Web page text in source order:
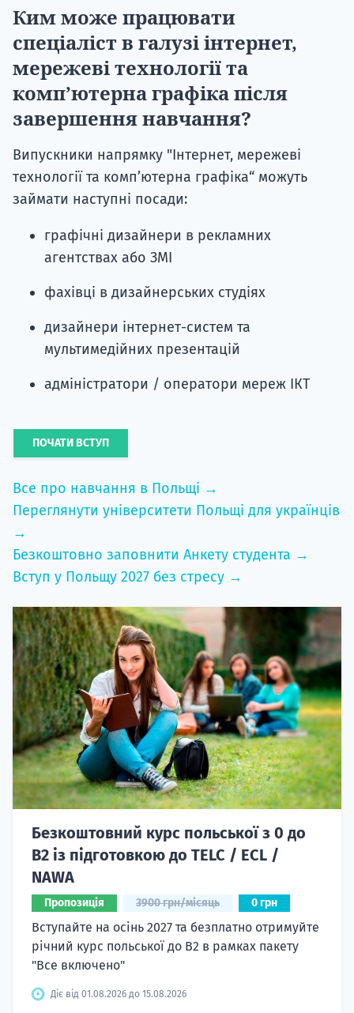
Ким може працювати
спеціаліст в галузі інтернет,
мережеві технології та
комп’ютерна графіка після
завершення навчання?
Випускники напрямку "Інтернет, мережеві
технології та комп’ютерна графіка“ можуть
займати наступні посади:
графічні дизайнери в рекламних
агентствах або ЗМІ
фахівці в дизайнерських студіях
дизайнери інтернет-систем та
мультимедійних презентацій
адміністратори / оператори мереж ІКТ
ПОЧАТИ ВСТУП
Все про навчання в Польщі →
Переглянути університети Польщі для українців
→
Безкоштовно заповнити Анкету студента →
Вступ у Польщу 2027 без стресу →
Безкоштовний курс польської з 0 до
B2 із підготовкою до TELC / ECL /
NAWA
Пропозиція 3900 грн/місяць 0 грн
Вступайте на осінь 2027 та безплатно отримуйте
річний курс польської до B2 в рамках пакету
"Все включено"
Діє від 01.08.2026 до 15.08.2026